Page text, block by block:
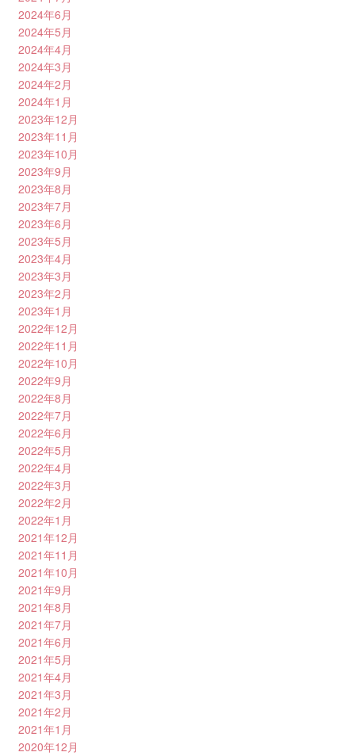
2024年6月
2024年5月
2024年4月
2024年3月
2024年2月
2024年1月
2023年12月
2023年11月
2023年10月
2023年9月
2023年8月
2023年7月
2023年6月
2023年5月
2023年4月
2023年3月
2023年2月
2023年1月
2022年12月
2022年11月
2022年10月
2022年9月
2022年8月
2022年7月
2022年6月
2022年5月
2022年4月
2022年3月
2022年2月
2022年1月
2021年12月
2021年11月
2021年10月
2021年9月
2021年8月
2021年7月
2021年6月
2021年5月
2021年4月
2021年3月
2021年2月
2021年1月
2020年12月